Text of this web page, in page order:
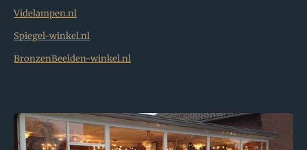
Videlampen.nl
Spiegel-winkel.nl
BronzenBeelden-winkel.nl